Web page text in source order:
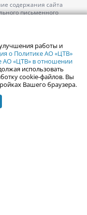
содержания сайта
письменного
по тел.
«Афиша»
сайта
персональных данных
работы и
о Политике АО «ЦТВ»
АО «ЦТВ» в отношении
использовать
cookie-файлов. Вы
Вашего браузера.